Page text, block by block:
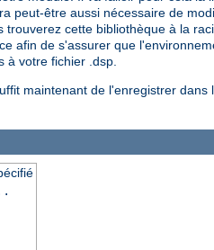
peut-être aussi nécessaire de
cette bibliothèque à la
afin de s'assurer que
à votre fichier .dsp.
maintenant de l'enregistrer dans